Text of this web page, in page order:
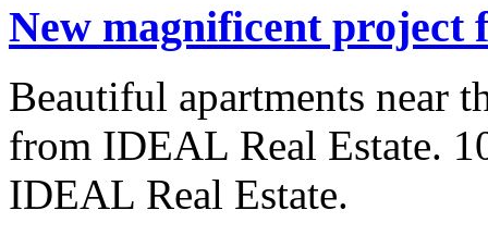
New magnificent project
Beautiful apartments near
from IDEAL Real Estate.
IDEAL Real Estate.